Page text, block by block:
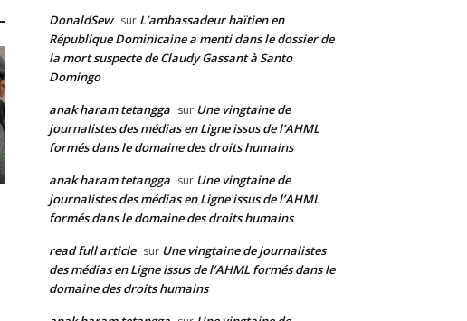
DonaldSew sur L’ambassadeur haïtien en
République Dominicaine a menti dans le dossier de
la mort suspecte de Claudy Gassant à Santo
Domingo
anak haram tetangga sur Une vingtaine de
journalistes des médias en Ligne issus de l’AHML
formés dans le domaine des droits humains
anak haram tetangga sur Une vingtaine de
journalistes des médias en Ligne issus de l’AHML
formés dans le domaine des droits humains
read full article sur Une vingtaine de journalistes
des médias en Ligne issus de l’AHML formés dans le
domaine des droits humains